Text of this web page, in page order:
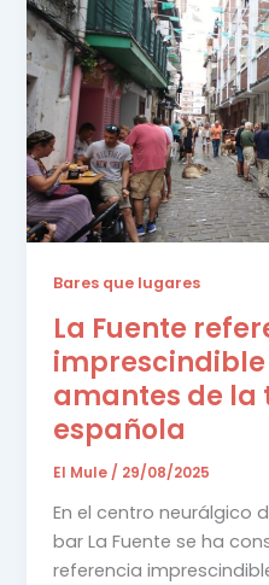
Bares que lugares
La Fuente
amantes de la
española
El Mule/ 29/08/2025
En el centro neurálgico
bar La Fuente se ha
referencia